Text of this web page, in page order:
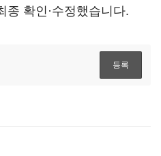
종 확인·수정했습니다.